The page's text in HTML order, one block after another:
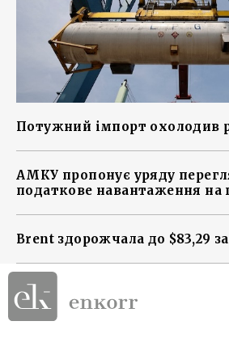
Потужний імпорт охолодив
АМКУ пропонує уряду
податкове навантаження на
Brent здорожчала до $83,29